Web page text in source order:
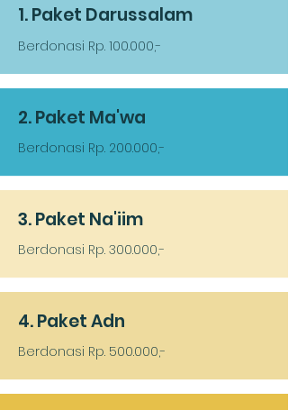
1. Paket Darussalam
Berdonasi Rp. 100.000,-
2. Paket Ma'wa
Berdonasi Rp. 200.000,-
3. Paket Na'iim
Berdonasi Rp. 300.000,-
4. Paket Adn
Berdonasi Rp. 500.000,-